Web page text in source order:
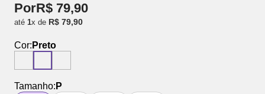
PorR$ 79,90
até 1x de R$ 79,90
Cor: Preto
Tamanho: P